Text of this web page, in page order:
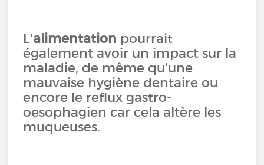
L'alimentation pourrait
également avoir un impact sur la
maladie, de même qu'une
mauvaise hygiène dentaire ou
encore le reflux gastro-
oesophagien car cela altère les
muqueuses.